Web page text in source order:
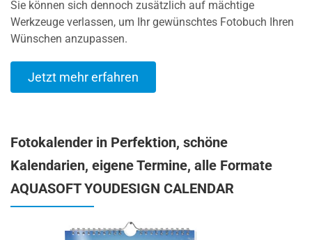
Sie können sich dennoch zusätzlich auf mächtige
Werkzeuge verlassen, um Ihr gewünschtes Fotobuch Ihren
Wünschen anzupassen.
Jetzt mehr erfahren
Fotokalender in Perfektion, schöne
Kalendarien, eigene Termine, alle Formate
AQUASOFT YOUDESIGN CALENDAR